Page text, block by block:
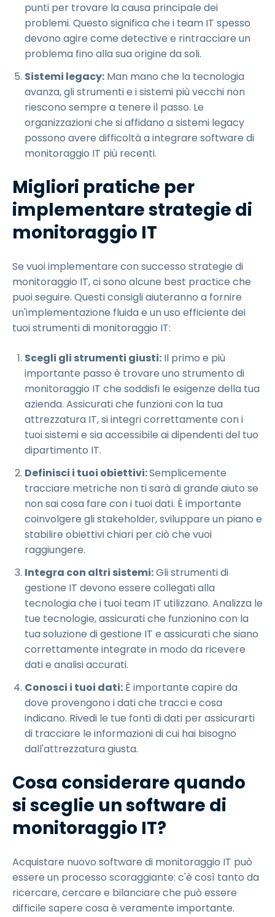
punti per trovare la causa principale dei
problemi. Questo significa che i team IT spesso
devono agire come detective e rintracciare un
problema fino alla sua origine da soli.
Sistemi legacy: Man mano che la tecnologia
avanza, gli strumenti e i sistemi più vecchi non
riescono sempre a tenere il passo. Le
organizzazioni che si affidano a sistemi legacy
possono avere difficoltà a integrare software di
monitoraggio IT più recenti.
Migliori pratiche per
implementare strategie di
monitoraggio IT
Se vuoi implementare con successo strategie di
monitoraggio IT, ci sono alcune best practice che
puoi seguire. Questi consigli aiuteranno a fornire
un'implementazione fluida e un uso efficiente dei
tuoi strumenti di monitoraggio IT:
Scegli gli strumenti giusti: Il primo e più
importante passo è trovare uno strumento di
monitoraggio IT che soddisfi le esigenze della tua
azienda. Assicurati che funzioni con la tua
attrezzatura IT, si integri correttamente con i
tuoi sistemi e sia accessibile ai dipendenti del tuo
dipartimento IT.
Definisci i tuoi obiettivi:Semplicemente
tracciare metriche non ti sarà di grande aiuto se
non sai cosa fare con i tuoi dati. È importante
coinvolgere gli stakeholder, sviluppare un piano e
stabilire obiettivi chiari per ciò che vuoi
raggiungere.
Integra con altri sistemi:Gli strumenti di
gestione IT devono essere collegati alla
tecnologia che i tuoi team IT utilizzano. Analizza le
tue tecnologie, assicurati che funzionino con la
tua soluzione di gestione IT e assicurati che siano
correttamente integrate in modo da ricevere
dati e analisi accurati.
Conosci i tuoi dati: È importante capire da
dove provengono i dati che tracci e cosa
indicano. Rivedi le tue fonti di dati per assicurarti
di tracciare le informazioni di cui hai bisogno
dall'attrezzatura giusta.
Cosa considerare quando
si sceglie un software di
monitoraggio IT?
Acquistare nuovo software di monitoraggio IT può
essere un processo scoraggiante: c'è così tanto da
ricercare, cercare e bilanciare che può essere
difficile sapere cosa è veramente importante.